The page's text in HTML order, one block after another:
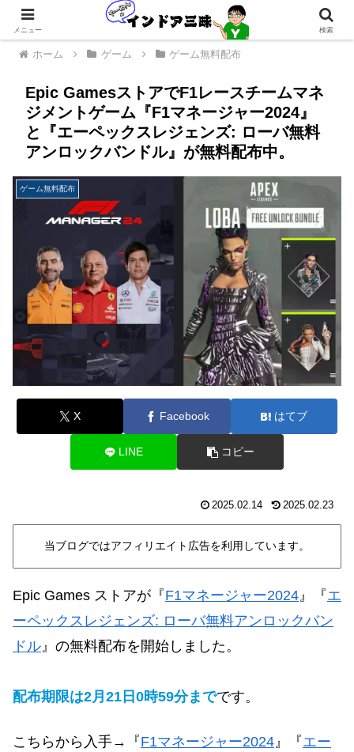
ホーム ゲーム ゲーム無料配布
Epic GamesストアでF1レースチームマネ
ジメントゲーム『F1マネージャー2024』
と『エーペックスレジェンズ: ローバ無料
アンロックバンドル』が無料配布中。
ゲーム無料配布
X Facebook はてブ
LINE コピー
2025.02.14 2025.02.23
当ブログではアフィリエイト広告を利用しています。
Epic Games ストアが 『F1マネージャー2024 』『エ
ーペックスレジェンズ: ローバ無料アンロックバン
ドル 』 の無料配布を開始しました。
配布期限は2月21日0時59分までです。
こちらから入手→ 『F1マネージャー2024』『エー
メニュー 検索